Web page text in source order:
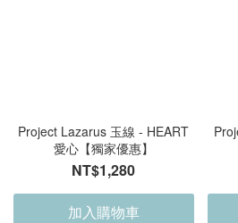
Project Lazarus 玉線 - HEART
愛心【獨家優惠】
NT$1,280
加入購物車